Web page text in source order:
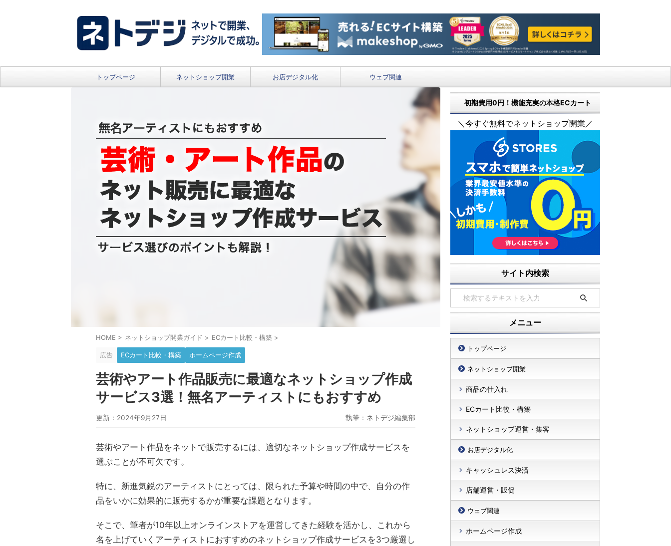
トップページ ネットショップ開業 お店デジタル化 ウェブ関連
HOME > ネットショップ開業ガイド > ECカート比較・構築 >
広告 ECカート比較・構築 ホームページ作成
芸術やアート作品販売に最適なネットショップ作成
サービス3選！無名アーティストにもおすすめ
更新：2024年9月27日 執筆： ネトデジ編集部
芸術やアート作品をネットで販売するには、適切なネットショップ作成サービスを
選ぶことが不可欠です。
特に、新進気鋭のアーティストにとっては、限られた予算や時間の中で、自分の作
品をいかに効果的に販売するかが重要な課題となります。
そこで、筆者が10年以上オンラインストアを運営してきた経験を活かし、これから
名を上げていくアーティストにおすすめのネットショップ作成サービスを3つ厳選し
初期費用0円！機能充実の本格ECカート
＼今すぐ無料でネットショップ開業／
サイト内検索
メニュー
トップページ
ネットショップ開業
商品の仕入れ
ECカート比較・構築
ネットショップ運営・集客
お店デジタル化
キャッシュレス決済
店舗運営・販促
ウェブ関連
ホームページ作成